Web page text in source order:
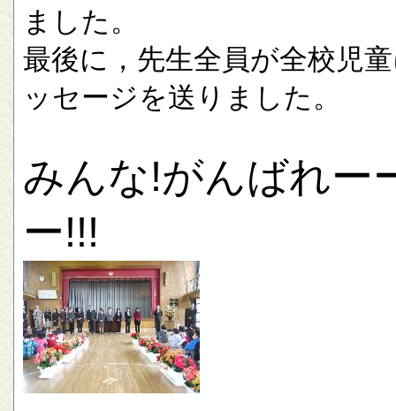
ました。
最後に，先生全員が全校児
ッセージを送りました。
みんな!がんばれー
ー!!!